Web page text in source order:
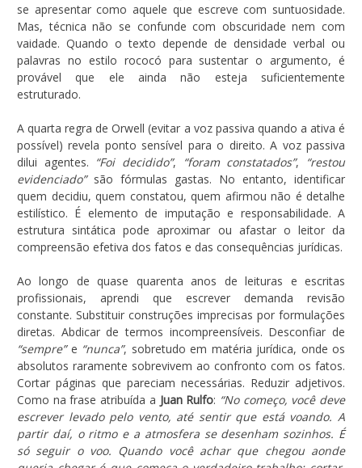
se apresentar como aquele que escreve com suntuosidade.
Mas, técnica não se confunde com obscuridade nem com
vaidade. Quando o texto depende de densidade verbal ou
palavras no estilo rococó para sustentar o argumento, é
provável que ele ainda não esteja suficientemente
estruturado.
A quarta regra de Orwell (evitar a voz passiva quando a ativa é
possível) revela ponto sensível para o direito. A voz passiva
dilui agentes. “Foi decidido”, “foram constatados”,
“restou
evidenciado”são fórmulas gastas. No entanto, identificar
quem decidiu, quem constatou, quem afirmou não é detalhe
estilístico. É elemento de imputação e responsabilidade. A
estrutura sintática pode aproximar ou afastar o leitor da
compreensão efetiva dos fatos e das consequências jurídicas.
Ao longo de quase quarenta anos de leituras e escritas
profissionais, aprendi que escrever demanda revisão
constante. Substituir construções imprecisas por formulações
diretas. Abdicar de termos incompreensíveis. Desconfiar de
“sempre”e “nunca”, sobretudo em matéria jurídica, onde os
absolutos raramente sobrevivem ao confronto com os fatos.
Cortar páginas que pareciam necessárias. Reduzir adjetivos.
Como na frase atribuída a Juan Rulfo: “No começo, você deve
escrever levado pelo vento, até sentir que está voando. A
partir daí, o ritmo e a atmosfera se desenham sozinhos. É
só seguir o voo. Quando você achar que chegou aonde